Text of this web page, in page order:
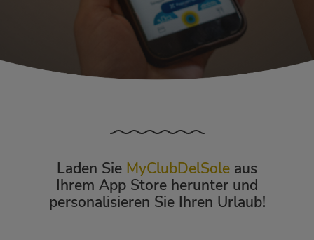
Laden Sie MyClubDelSole aus
Ihrem App Store herunter und
personalisieren Sie Ihren Urlaub!